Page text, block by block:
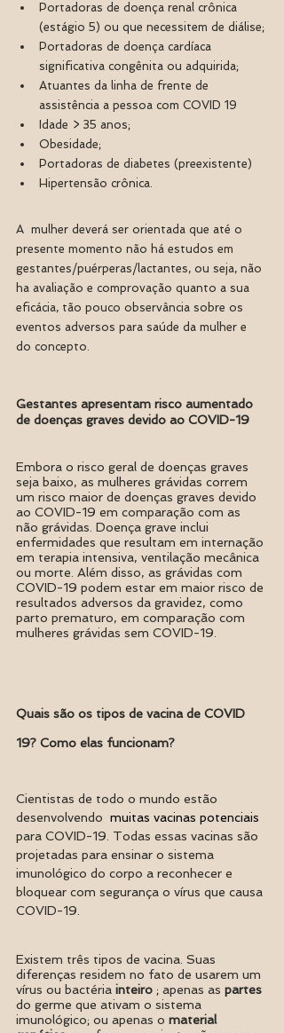
Portadoras de doença renal crônica
(estágio 5) ou que necessitem de diálise;
Portadoras de doença cardíaca
significativa congênita ou adquirida;
Atuantes da linha de frente de
assistência a pessoa com COVID 19
Idade > 35 anos;
Obesidade;
Portadoras de diabetes (preexistente)
Hipertensão crônica.
A  mulher deverá ser orientada que até o
presente momento não há estudos em
gestantes/puérperas/lactantes, ou seja, não
ha avaliação e comprovação quanto a sua
eficácia, tão pouco observância sobre os
eventos adversos para saúde da mulher e
do concepto.
Gestantes apresentam risco aumentado
de doenças graves devido ao COVID-19
Embora o risco geral de doenças graves
seja baixo, as mulheres grávidas correm
um risco maior de doenças graves devido
ao COVID-19 em comparação com as
não grávidas. Doença grave inclui
enfermidades que resultam em internação
em terapia intensiva, ventilação mecânica
ou morte. Além disso, as grávidas com
COVID-19 podem estar em maior risco de
resultados adversos da gravidez, como
parto prematuro, em comparação com
mulheres grávidas sem COVID-19.
Quais são os tipos de vacina de COVID
19? Como elas funcionam?
Cientistas de todo o mundo estão
desenvolvendo muitas vacinas potenciais
para COVID-19. Todas essas vacinas são
projetadas para ensinar o sistema
imunológico do corpo a reconhecer e
bloquear com segurança o vírus que causa
COVID-19.
Existem três tipos de vacina. Suas
diferenças residem no fato de usarem um
vírus ou bactéria inteiro ; apenas as partes
do germe que ativam o sistema
imunológico; ou apenas o material